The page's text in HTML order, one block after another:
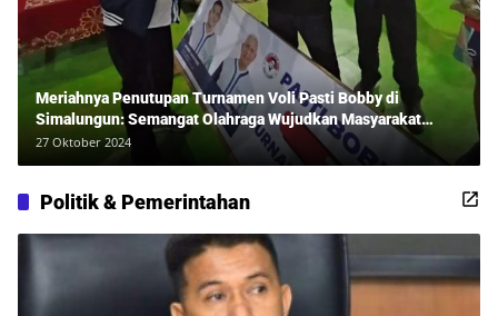
Meriahnya Penutupan Turnamen Voli Pasti Bobby di
Simalungun: Semangat Olahraga Wujudkan Masyarakat
Sehat Bersama Erwan Rozadi dan Ribuan Penonton!
27 Oktober 2024
Politik & Pemerintahan